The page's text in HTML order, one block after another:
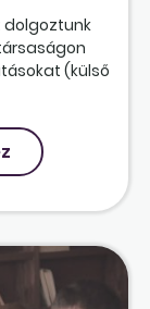
dolgoztunk
(külső